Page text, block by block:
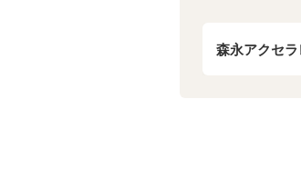
森永アクセ